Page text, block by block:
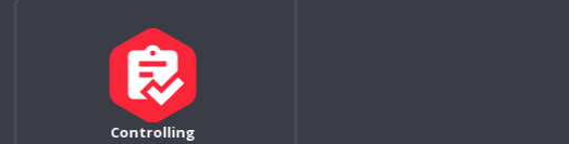
SportNet eshop